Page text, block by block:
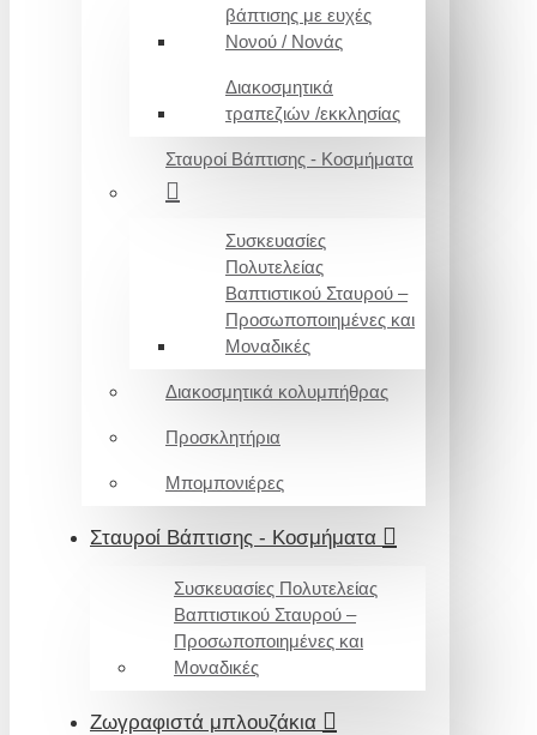
βάπτισης με ευχές
Νονού / Νονάς
Διακοσμητικά
τραπεζιών /εκκλησίας
Σταυροί Βάπτισης - Κοσμήματα
Συσκευασίες
Πολυτελείας
Βαπτιστικού Σταυρού –
Προσωποποιημένες και
Μοναδικές
Διακοσμητικά κολυμπήθρας
Προσκλητήρια
Μπομπονιέρες
Σταυροί Βάπτισης - Κοσμήματα
Συσκευασίες Πολυτελείας
Βαπτιστικού Σταυρού –
Προσωποποιημένες και
Μοναδικές
Ζωγραφιστά μπλουζάκια